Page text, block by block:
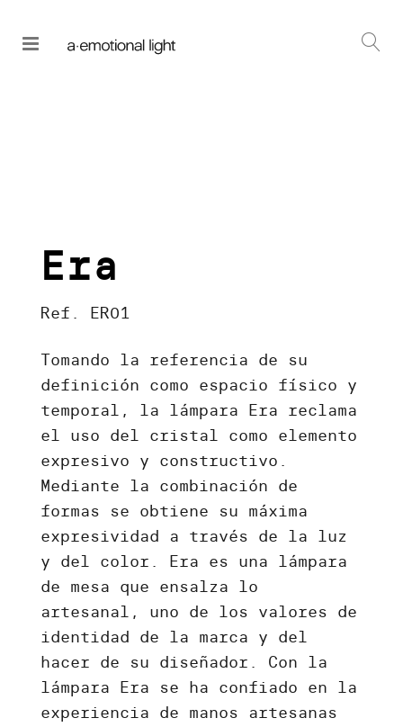
Era
Ref. ER01
Tomando la referencia de su
definición como espacio físico y
temporal, la lámpara Era reclama
el uso del cristal como elemento
expresivo y constructivo.
Mediante la combinación de
formas se obtiene su máxima
expresividad a través de la luz
y del color. Era es una lámpara
de mesa que ensalza lo
artesanal, uno de los valores de
identidad de la marca y del
hacer de su diseñador. Con la
lámpara Era se ha confiado en la
experiencia de manos artesanas